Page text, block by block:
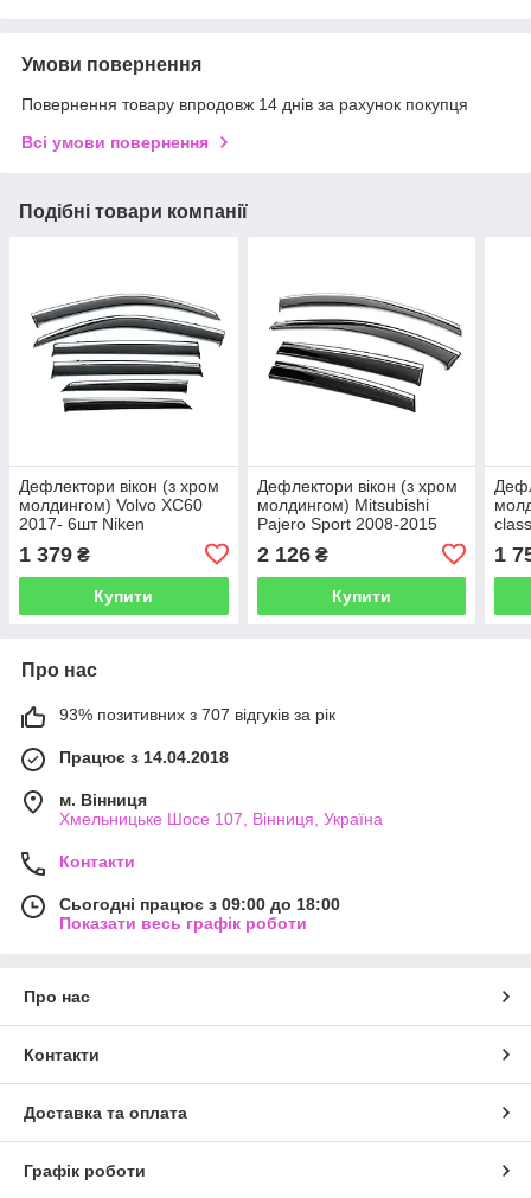
Умови повернення
Повернення товару впродовж 14 днів за рахунок покупця
Всі умови повернення
Подібні товари компанії
Дефлектори вікон (з хром
молдингом) Volvo XC60
2017- 6шт Niken
1 379 ₴
Купити
Дефлектори вікон (з хром
молдингом) Mitsubishi
Pajero Sport 2008-2015
4шт Niken bmtps1623ws
2 126₴
Купити
1
Про нас
93% позитивних з 707 відгуків за рік
Працює з 14.04.2018
м. Вінниця
Хмельницьке Шосе 107, Вінниця, Україна
Контакти
Сьогодні працює з 09:00 до 18:00
Показати весь графік роботи
Про нас
Контакти
Доставка та оплата
Графік роботи